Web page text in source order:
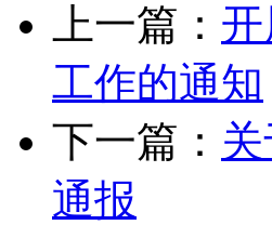
上一篇：
工作的通知
下一篇：
通报